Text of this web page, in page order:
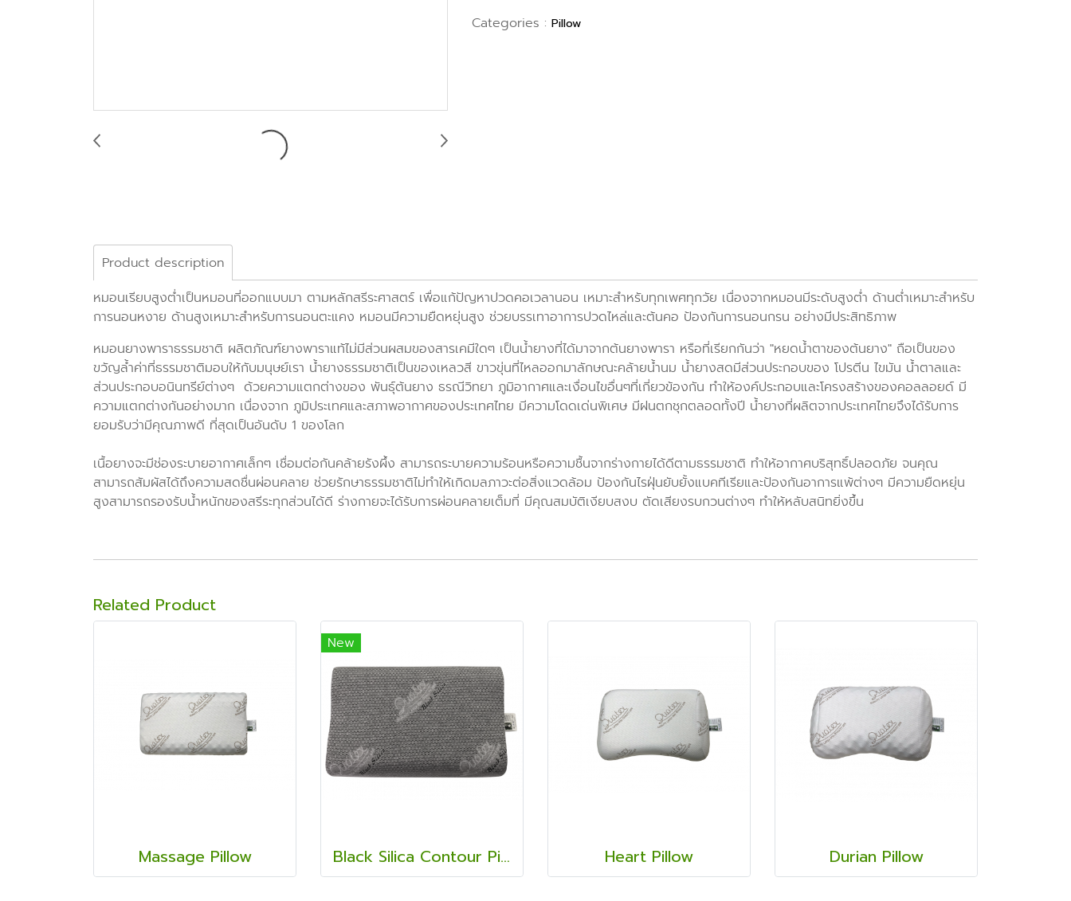
Categories : Pillow
Product description
หมอนเรียบสูงต่ำเป็นหมอนที่ออกแบบมา ตามหลักสรีระศาสตร์ เพื่อแก้ปัญหาปวดคอเวลานอน เหมาะสำหรับทุกเพศทุกวัย เนื่องจากหมอนมีระดับสูงต่ำ ด้านต่ำเหมาะสำหรับ
การนอนหงาย ด้านสูงเหมาะสำหรับการนอนตะแคง หมอนมีความยืดหยุ่นสูง ช่วยบรรเทาอาการปวดไหล่และต้นคอ ป้องกันการนอนกรน อย่างมีประสิทธิภาพ
หมอนยางพาราธรรมชาติ ผลิตภัณฑ์ยางพาราแท้ไม่มีส่วนผสมของสารเคมีใดๆ เป็นน้ำยางที่ได้มาจากต้นยางพารา หรือที่เรียกกันว่า "หยดน้ำตาของต้นยาง" ถือเป็นของ
ขวัญล้ำค่าที่ธรรมชาติมอบให้กับมนุษย์เรา น้ำยางธรรมชาติเป็นของเหลวสี ขาวขุ่นที่ไหลออกมาลักษณะคล้ายน้ำนม น้ำยางสดมีส่วนประกอบของ โปรตีน ไขมัน น้ำตาลและ
ส่วนประกอบอนินทรีย์ต่างๆ ด้วยความแตกต่างของ พันธุ์ต้นยาง ธรณีวิทยา ภูมิอากาศและเงื่อนไขอื่นๆที่เกี่ยวข้องกัน ทำให้องค์ประกอบและโครงสร้างของคอลลอยด์ มี
ความแตกต่างกันอย่างมาก เนื่องจาก ภูมิประเทศและสภาพอากาศของประเทศไทย มีความโดดเด่นพิเศษ มีฝนตกชุกตลอดทั้งปี น้ำยางที่ผลิตจากประเทศไทยจึงได้รับการ
ยอมรับว่ามีคุณภาพดี ที่สุดเป็นอันดับ 1 ของโลก
เนื้อยางจะมีช่องระบายอากาศเล็กๆ เชื่อมต่อกันคล้ายรังผึ้ง สามารถระบายความร้อนหรือความชื้นจากร่างกายได้ดีตามธรรมชาติ ทำให้อากาศบริสุทธิ์ปลอดภัย จนคุณ
สามารถสัมผัสได้ถึงความสดชื่นผ่อนคลาย ช่วยรักษาธรรมชาติไม่ทำให้เกิดมลภาวะต่อสิ่งแวดล้อม ป้องกันไรฝุ่นยับยั้งแบคทีเรียและป้องกันอาการแพ้ต่างๆ มีความยืดหยุ่น
สูงสามารถรองรับน้ำหนักของสรีระทุกส่วนได้ดี ร่างกายจะได้รับการผ่อนคลายเต็มที่ มีคุณสมบัติเงียบสงบ ตัดเสียงรบกวนต่างๆ ทำให้หลับสนิทยิ่งขึ้น
Related Product
Massage Pillow
New
Black Silica Contour Pillow Heart Pillow Durian Pillow